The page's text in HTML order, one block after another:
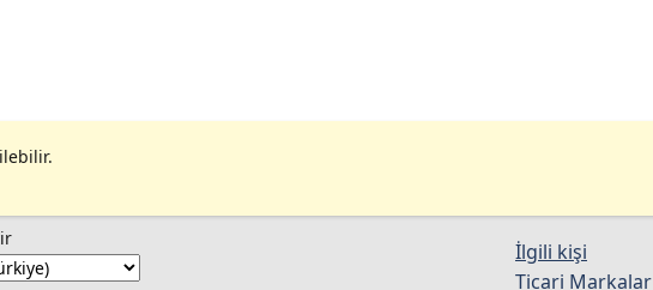
İlgili kişi
Ticari Markalar